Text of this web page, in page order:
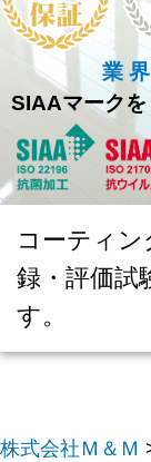
業 界
SIAAマーク
コーティ
録・評価試
す。
株式会社Ｍ＆Ｍ